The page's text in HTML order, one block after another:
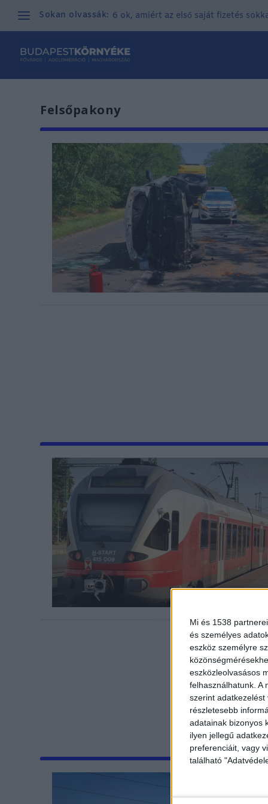
Mi és 1538
és személyes
eszköz személyre
eszközleolvasásos
felhasználhatunk. A
szerint
részletesebb
adatainak bizonyos
ilyen jellegű
preferenciáit, vagy
található
Sokan olvassák: 6 ok, amiért az első saját fizetés
Felsőpakony